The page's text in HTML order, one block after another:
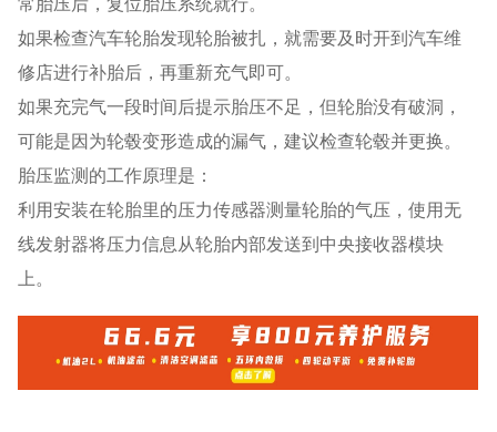
如果检查汽车轮胎发现轮胎被扎，就需要及时开到汽车维
修店进行补胎后，再重新充气即可。
如果充完气一段时间后提示胎压不足，但轮胎没有破洞，
可能是因为轮毂变形造成的漏气，建议检查轮毂并更换。
胎压监测的工作原理是：
利用安装在轮胎里的压力传感器测量轮胎的气压，使用无
线发射器将压力信息从轮胎内部发送到中央接收器模块
上。